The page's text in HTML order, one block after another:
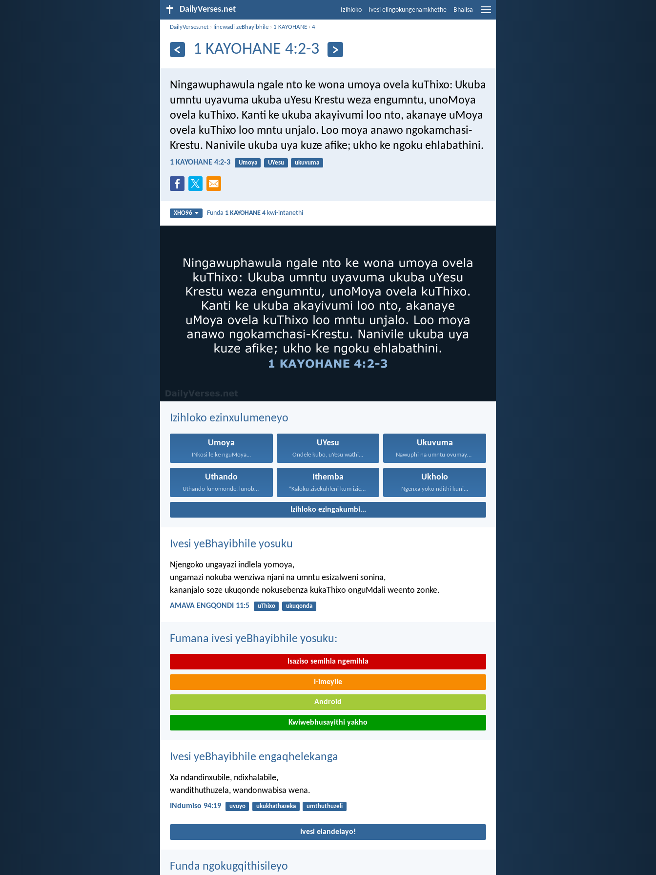
DailyVerses.net Izihloko Ivesi elingokungenamkhethe Bhalisa
DailyVerses.net › Iincwadi zeBhayibhile › 1 KAYOHANE ›4
1 KAYOHANE 4:2-3
Ningawuphawula ngale nto ke wona umoya ovela kuThixo: Ukuba
umntu uyavuma ukuba uYesu Krestu weza engumntu, unoMoya
ovela kuThixo. Kanti ke ukuba akayivumi loo nto, akanaye uMoya
ovela kuThixo loo mntu unjalo. Loo moya anawo ngokamchasi-
Krestu. Nanivile ukuba uya kuze afike; ukho ke ngoku ehlabathini.
1 KAYOHANE 4:2-3 Umoya UYesu ukuvuma
XHO96 Funda 1 KAYOHANE 4 kwi-intanethi
Izihloko ezinxulumeneyo
Umoya
INkosi le ke nguMoya...
UYesu
Ondele kubo, uYesu wathi...
Ukuvuma
Nawuphi na umntu ovumayo...
Uthando
Uthando lunomonde, lunobubele. Uthando...
Ithemba Ukholo
Ngenxa yoko ndithi kuni...
Izihloko ezingakumbi...
Ivesi yeBhayibhile yosuku
Njengoko ungayazi indlela yomoya,
ungamazi nokuba wenziwa njani na umntu esizalweni sonina,
kananjalo soze ukuqonde nokusebenza kukaThixo onguMdali weento zonke.
AMAVA ENGQONDI 11:5 uThixo ukuqonda
Fumana ivesi yeBhayibhile yosuku:
Isaziso semihla ngemihla
I-imeyile
Android
Kwiwebhusayithi yakho
Ivesi yeBhayibhile engaqhelekanga
Xa ndandinxubile, ndixhalabile,
wandithuthuzela, wandonwabisa wena.
INdumiso 94:19 uvuyo ukukhathazeka umthuthuzeli
Ivesi elandelayo!
Funda ngokugqithisileyo